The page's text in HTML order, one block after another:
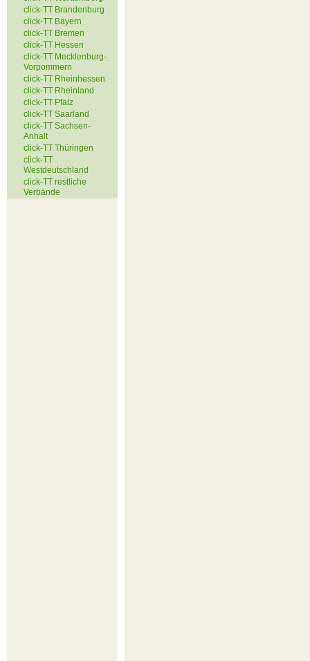
click-TT Brandenburg
click-TT Bayern
click-TT Bremen
click-TT Hessen
click-TT Mecklenburg-
Vorpommern
click-TT Rheinhessen
click-TT Rheinland
click-TT Pfalz
click-TT Saarland
click-TT Sachsen-
Anhalt
click-TT Thüringen
click-TT
Westdeutschland
click-TT restliche
Verbände